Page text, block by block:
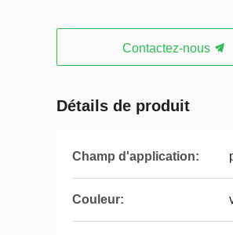
Contactez-nous
Détails de produit
Champ d'application:
Couleur: